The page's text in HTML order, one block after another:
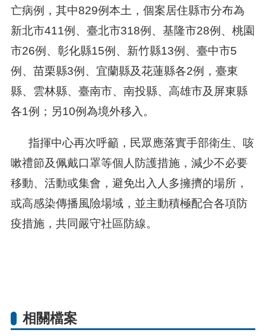
亡病例，其中829例本土，個案居住縣市分布為
新北市411例、臺北市318例、基隆市28例、桃園
市26例、彰化縣15例、新竹縣13例、臺中市5
例、苗栗縣3例、宜蘭縣及花蓮縣各2例，臺東
縣、雲林縣、臺南市、南投縣、高雄市及屏東縣
各1例；另10例為境外移入。
指揮中心再次呼籲，民眾應落實手部衛生、咳
嗽禮節及佩戴口罩等個人防護措施，減少不必要
移動、活動或集會，避免出入人多擁擠的場所，
或高感染傳播風險場域，並主動積極配合各項防
疫措施，共同嚴守社區防線。
相關檔案